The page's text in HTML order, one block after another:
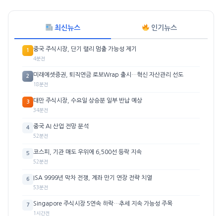
최신뉴스 인기뉴스
1 중국 주식시장, 단기 랠리 멈출 가능성 제기
4분전
2 미래에셋증권, 퇴직연금 로보Wrap 출시…혁신 자산관리 선도
18분전
3 대만 주식시장, 수요일 상승분 일부 반납 예상
34분전
4 중국 AI 산업 전망 분석
52분전
5 코스피, 기관 매도 우위에 6,500선 등락 지속
52분전
6 ISA 9999년 막차 전쟁, 계좌 만기 연장 전략 치열
53분전
7 Singapore 주식시장 5연속 하락…추세 지속 가능성 주목
1시간전